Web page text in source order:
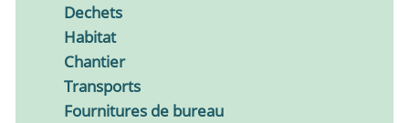
Dechets
Habitat
Chantier
Transports
Fournitures de bureau